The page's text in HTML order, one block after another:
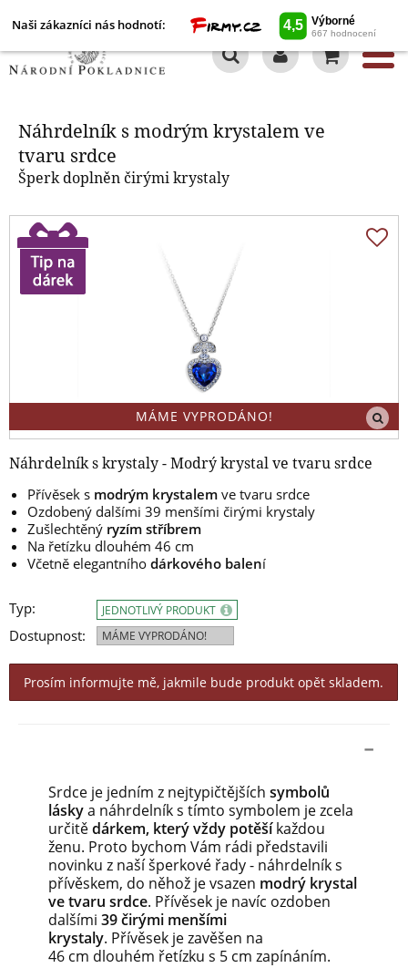
Naši zákazníci nás hodnotí:
Náhrdelník s modrým krystalem ve
tvaru srdce
Šperk doplněn čirými krystaly
MÁME VYPRODÁNO!
Náhrdelník s krystaly - Modrý krystal ve tvaru srdce
Přívěsek s modrým krystalem ve tvaru srdce
Ozdobený dalšími 39 menšími čirými krystaly
Zušlechtěný ryzím stříbrem
Na řetízku dlouhém 46 cm
Včetně elegantního dárkového balení
Typ:
Dostupnost:
JEDNOTLIVÝ PRODUKT
MÁME VYPRODÁNO!
Prosím informujte mě, jakmile bude produkt opět skladem.
Srdce je jedním z nejtypičtějších symbolů
láskya náhrdelník s tímto symbolem je zcela
určitědárkem, který vždy potěšíkaždou
ženu. Proto bychom Vám rádi představili
novinku z naší šperkové řady - náhrdelník s
přívěskem, do něhož je vsazen modrý krystal
ve tvaru srdce. Přívěsek je navíc ozdoben
dalšími 39 čirými menšími
krystaly. Přívěsek je zavěšen na
46 cm dlouhém řetízku s 5 cm zapínáním.
Náhrdelník s modrým krystalem